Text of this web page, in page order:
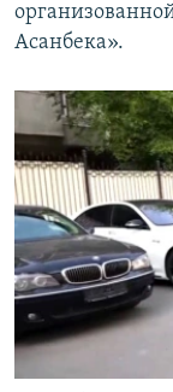
Асанбека».